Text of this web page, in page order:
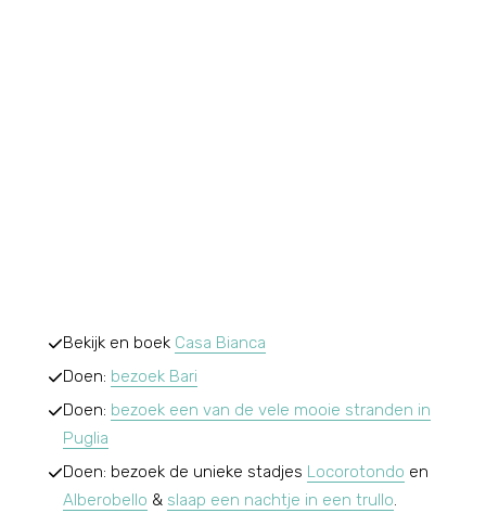
Bekijk en boek Casa Bianca
Doen: bezoek Bari
Doen: bezoek een van de vele mooie stranden in
Puglia
Doen: bezoek de unieke stadjes Locorotondo en
Alberobello & slaap een nachtje in een trullo.